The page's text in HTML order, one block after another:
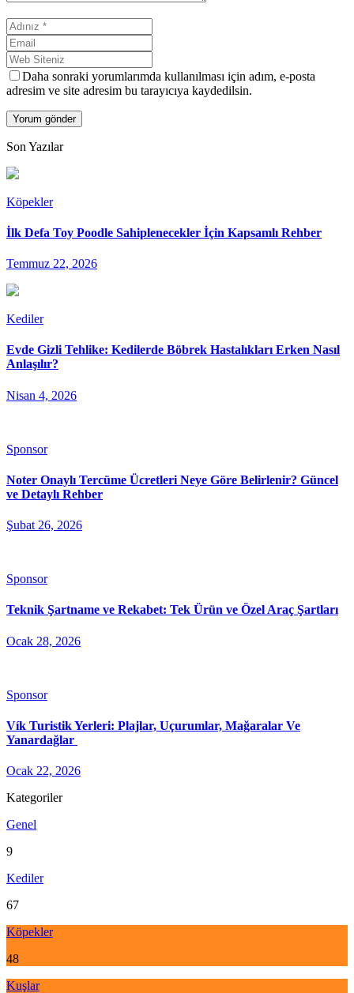
Daha sonraki yorumlarımda kullanılması için adım, e-posta
adresim ve site adresim bu tarayıcıya kaydedilsin.
Son Yazılar
Köpekler
İlk Defa Toy Poodle Sahiplenecekler İçin Kapsamlı Rehber
Temmuz 22, 2026
Kediler
Evde Gizli Tehlike: Kedilerde Böbrek Hastalıkları Erken Nasıl
Anlaşılır?
Nisan 4, 2026
Sponsor
Noter Onaylı Tercüme Ücretleri Neye Göre Belirlenir? Güncel
ve Detaylı Rehber
Şubat 26, 2026
Sponsor
Teknik Şartname ve Rekabet: Tek Ürün ve Özel Araç Şartları
Ocak 28, 2026
Sponsor
Vík Turistik Yerleri: Plajlar, Uçurumlar, Mağaralar Ve
Yanardağlar
Ocak 22, 2026
Kategoriler
Genel
9
Kediler
67
Köpekler
48
Kuşlar